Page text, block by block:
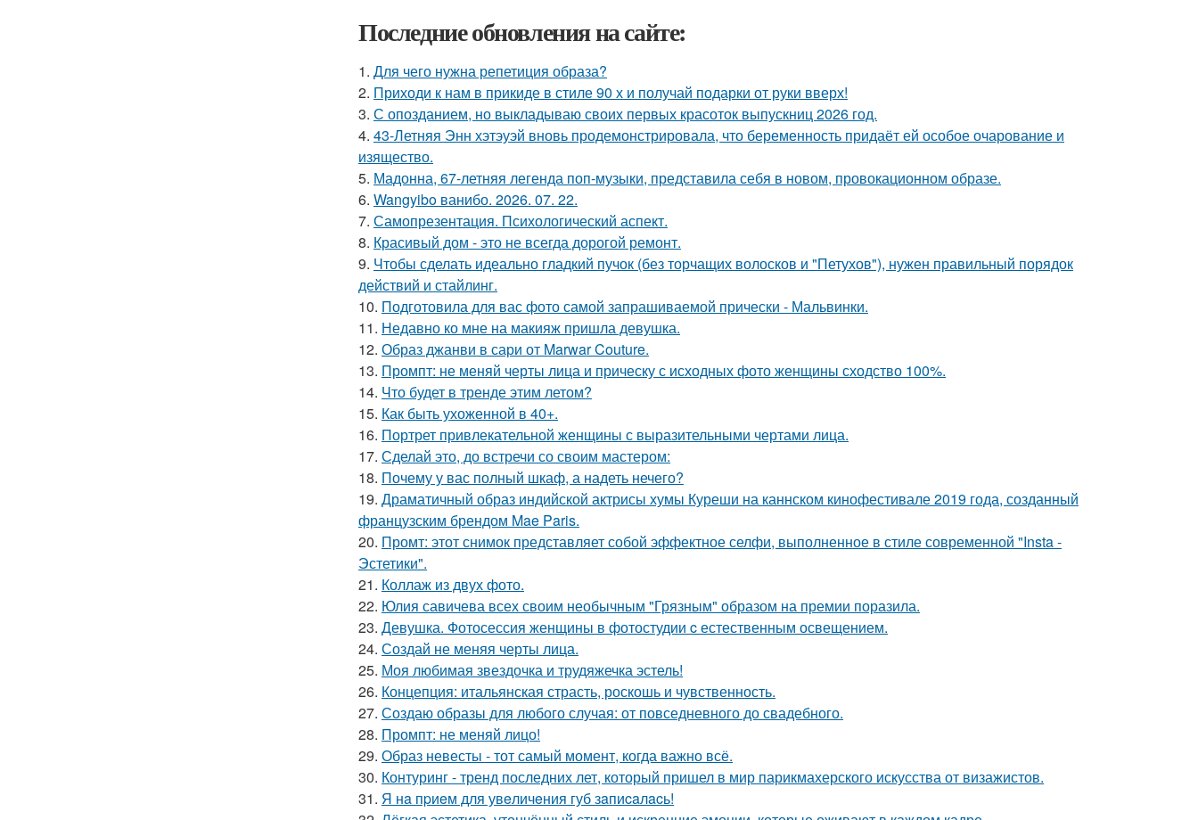
Последние обновления на сайте:
1. Для чего нужна репетиция образа?
2. Приходи к нам в прикиде в стиле 90 х и получай подарки от руки вверх!
3. С опозданием, но выкладываю своих первых красоток выпускниц 2026 год.
4. 43-Летняя Энн хэтэуэй вновь продемонстрировала, что беременность придаёт ей особое очарование и
изящество.
5. Мадонна, 67-летняя легенда поп-музыки, представила себя в новом, провокационном образе.
6. Wangyibo ванибо. 2026. 07. 22.
7. Самопрезентация. Психологический аспект.
8. Красивый дом - это не всегда дорогой ремонт.
9. Чтобы сделать идеально гладкий пучок (без торчащих волосков и "Петухов"), нужен правильный порядок
действий и стайлинг.
10. Подготовила для вас фото самой запрашиваемой прически - Мальвинки.
11. Недавно ко мне на макияж пришла девушка.
12. Образ джанви в сари от Marwar Couture.
13. Промпт: не меняй черты лица и прическу с исходных фото женщины сходство 100%.
14. Что будет в тренде этим летом?
15. Как быть ухоженной в 40+.
16. Портрет привлекательной женщины с выразительными чертами лица.
17. Сделай это, до встречи со своим мастером:
18. Почему у вас полный шкаф, а надеть нечего?
19. Драматичный образ индийской актрисы хумы Куреши на каннском кинофестивале 2019 года, созданный
французским брендом Mae Paris.
20. Промт: этот снимок представляет собой эффектное селфи, выполненное в стиле современной "Insta -
Эстетики".
21. Коллаж из двух фото.
22. Юлия савичева всех своим необычным "Грязным" образом на премии поразила.
23. Девушка. Фотосессия женщины в фотостудии c естественным освещением.
24. Создай не меняя черты лица.
25. Моя любимая звездочка и трудяжечка эстель!
26. Концепция: итальянская страсть, роскошь и чувственность.
27. Создаю образы для любого случая: от повседневного до свадебного.
28. Промпт: не меняй лицо!
29. Образ невесты - тот самый момент, когда важно всё.
30. Контуринг - тренд последних лет, который пришел в мир парикмахерского искусства от визажистов.
31. Я нa пpиeм для увeличeния губ зaпиcaлacь!